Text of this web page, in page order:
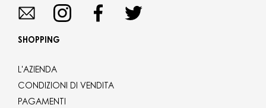
SHOPPING
L'AZIENDA
CONDIZIONI DI VENDITA
PAGAMENTI